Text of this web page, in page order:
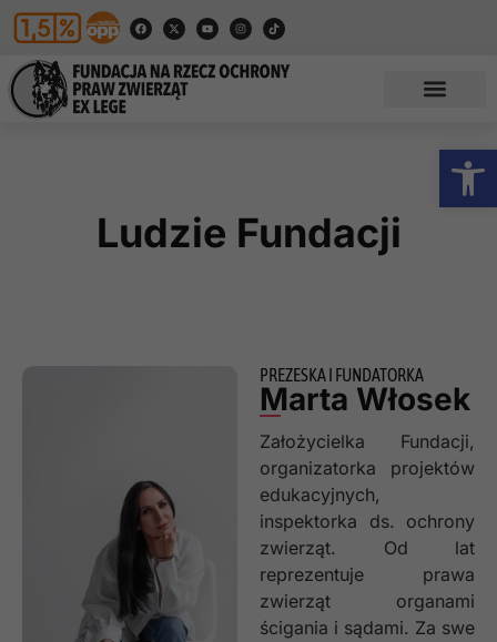
Ludzie Fundacji
PREZESKA I FUNDATORKA
Marta Włosek
Założycielka Fundacji,
organizatorka projektów
edukacyjnych,
inspektorka ds. ochrony
zwierząt. Od lat
reprezentuje prawa
zwierząt organami
ścigania i sądami. Za swe